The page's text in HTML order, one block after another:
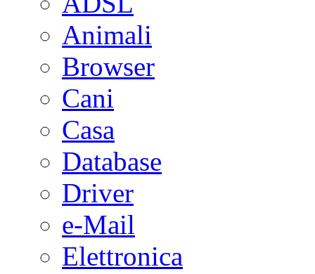
Animali
Browser
Cani
Casa
Database
Driver
e-Mail
Elettronica